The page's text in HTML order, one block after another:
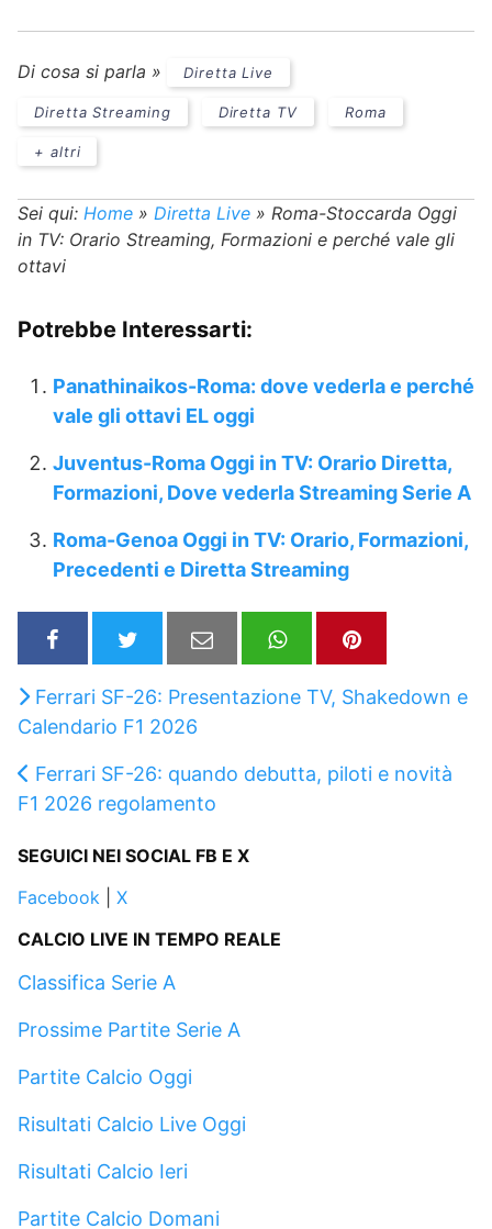
Di cosa si parla » Diretta Live
Diretta Streaming Diretta TV Roma
+ altri
Sei qui: Home » Diretta Live » Roma-Stoccarda Oggi
in TV: Orario Streaming, Formazioni e perché vale gli
ottavi
Potrebbe Interessarti:
Panathinaikos-Roma: dove vederla e perché
vale gli ottavi EL oggi
Juventus-Roma Oggi in TV: Orario Diretta,
Formazioni, Dove vederla Streaming Serie A
Roma-Genoa Oggi in TV: Orario, Formazioni,
Precedenti e Diretta Streaming
Ferrari SF-26: Presentazione TV, Shakedown e
Calendario F1 2026
Ferrari SF-26: quando debutta, piloti e novità
F1 2026 regolamento
SEGUICI NEI SOCIAL FB E X
Facebook
X
CALCIO LIVE IN TEMPO REALE
Classifica Serie A
Prossime Partite Serie A
Partite Calcio Oggi
Risultati Calcio Live Oggi
Risultati Calcio Ieri
Partite Calcio Domani